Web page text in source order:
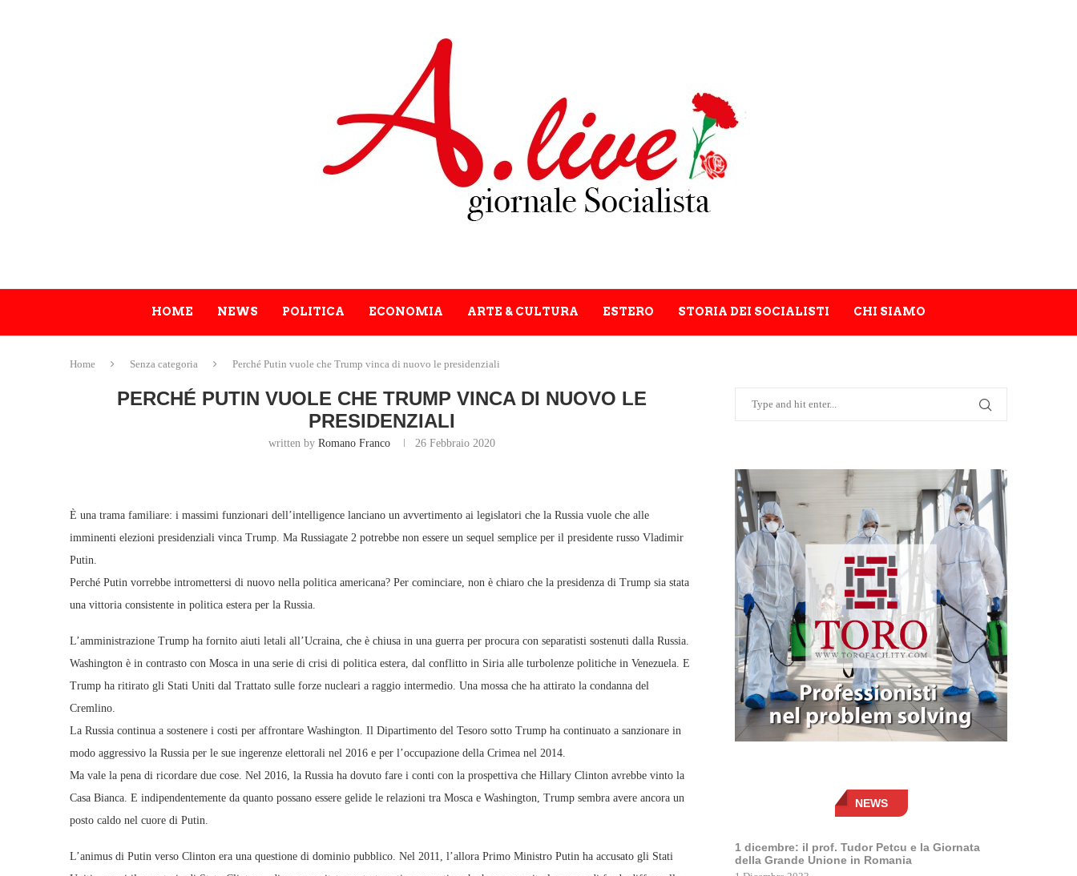
HOME NEWS POLITICA ECONOMIA ARTE & CULTURA ESTERO STORIA DEI SOCIALISTI CHI SIAMO
Home Senza categoria Perché Putin vuole che Trump vinca di nuovo le presidenziali
PERCHÉ PUTIN VUOLE CHE TRUMP VINCA DI NUOVO LE
PRESIDENZIALI
written byRomano Franco 26 Febbraio 2020
È una trama familiare: i massimi funzionari dell’intelligence lanciano un avvertimento ai legislatori che la Russia vuole che alle
imminenti elezioni presidenziali vinca Trump. Ma Russiagate 2 potrebbe non essere un sequel semplice per il presidente russo Vladimir
Putin.
Perché Putin vorrebbe intromettersi di nuovo nella politica americana? Per cominciare, non è chiaro che la presidenza di Trump sia stata
una vittoria consistente in politica estera per la Russia.
L’amministrazione Trump ha fornito aiuti letali all’Ucraina, che è chiusa in una guerra per procura con separatisti sostenuti dalla Russia.
Washington è in contrasto con Mosca in una serie di crisi di politica estera, dal conflitto in Siria alle turbolenze politiche in Venezuela. E
Trump ha ritirato gli Stati Uniti dal Trattato sulle forze nucleari a raggio intermedio. Una mossa che ha attirato la condanna del
Cremlino.
La Russia continua a sostenere i costi per affrontare Washington. Il Dipartimento del Tesoro sotto Trump ha continuato a sanzionare in
modo aggressivo la Russia per le sue ingerenze elettorali nel 2016 e per l’occupazione della Crimea nel 2014.
Ma vale la pena di ricordare due cose. Nel 2016, la Russia ha dovuto fare i conti con la prospettiva che Hillary Clinton avrebbe vinto la
Casa Bianca. E indipendentemente da quanto possano essere gelide le relazioni tra Mosca e Washington, Trump sembra avere ancora un
posto caldo nel cuore di Putin.
L’animus di Putin verso Clinton era una questione di dominio pubblico. Nel 2011, l’allora Primo Ministro Putin ha accusato gli Stati
NEWS
1 dicembre: il prof. Tudor Petcu e la Giornata
della Grande Unione in Romania